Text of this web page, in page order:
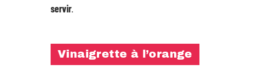
servir.
Vinaigrette à l’orange